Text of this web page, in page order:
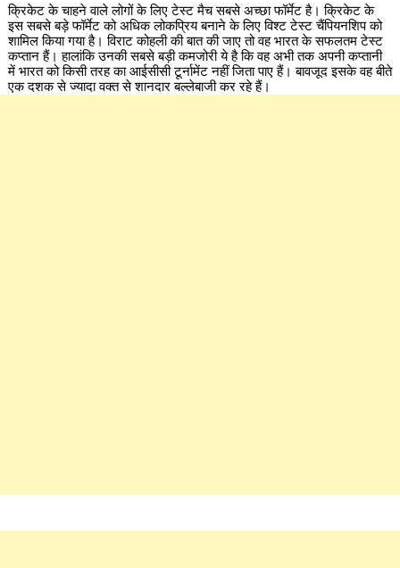
क्रिकेट के चाहने वाले लोगों के लिए टेस्ट मैच सबसे अच्छा फॉर्मेट है। क्रिकेट के
इस सबसे बड़े फॉर्मेट को अधिक लोकप्रिय बनाने के लिए विश्ट टेस्ट चैंपियनशिप को
शामिल किया गया है। विराट कोहली की बात की जाए तो वह भारत के सफलतम टेस्ट
कप्तान हैं। हालांकि उनकी सबसे बड़ी कमजोरी ये है कि वह अभी तक अपनी कप्तानी
में भारत को किसी तरह का आईसीसी टूर्नामेंट नहीं जिता पाए हैं। बावजूद इसके वह बीते
एक दशक से ज्यादा वक्त से शानदार बल्लेबाजी कर रहे हैं।